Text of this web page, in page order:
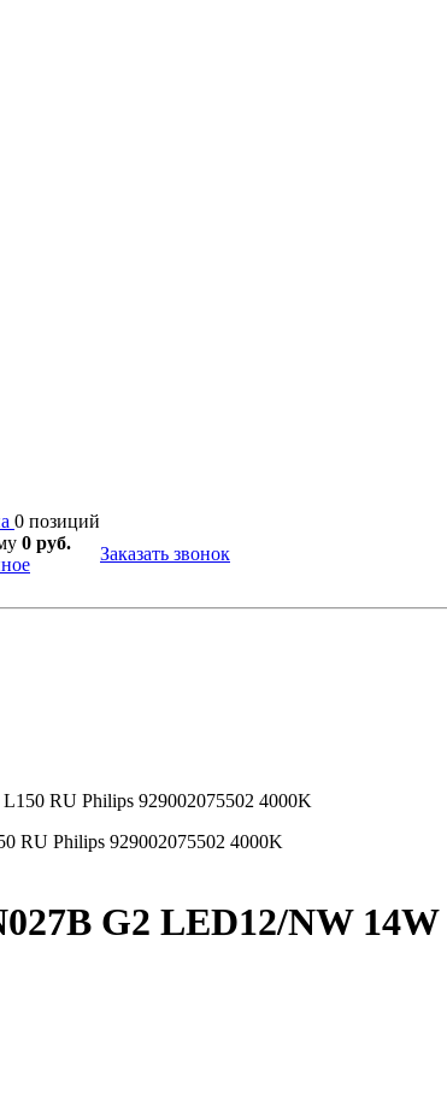
0 позиций
0 руб.
Заказать звонок
RU Philips 929002075502 4000K
G2 LED12/NW